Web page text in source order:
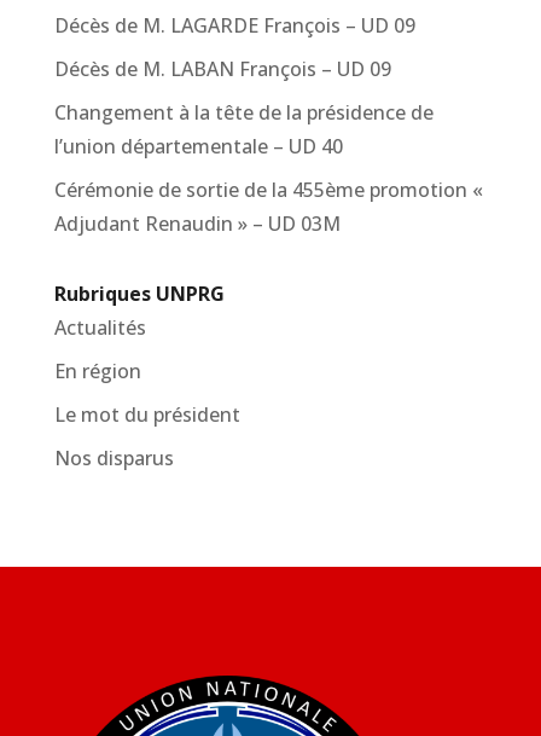
Décès de M. LAGARDE François – UD 09
Décès de M. LABAN François – UD 09
Changement à la tête de la présidence de
l’union départementale – UD 40
Cérémonie de sortie de la 455ème promotion «
Adjudant Renaudin » – UD 03M
Rubriques UNPRG
Actualités
En région
Le mot du président
Nos disparus